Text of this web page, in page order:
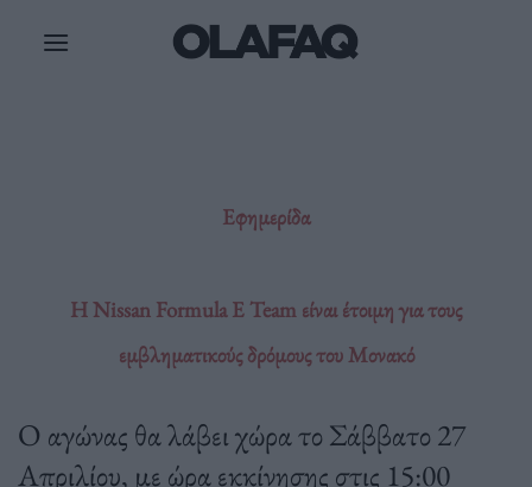
Εφημερίδα
Η Nissan Formula E Team είναι έτοιμη για τους
εμβληματικούς δρόμους του Μονακό
Ο αγώνας θα λάβει χώρα το Σάββατο 27
Απριλίου, με ώρα εκκίνησης στις 15:00